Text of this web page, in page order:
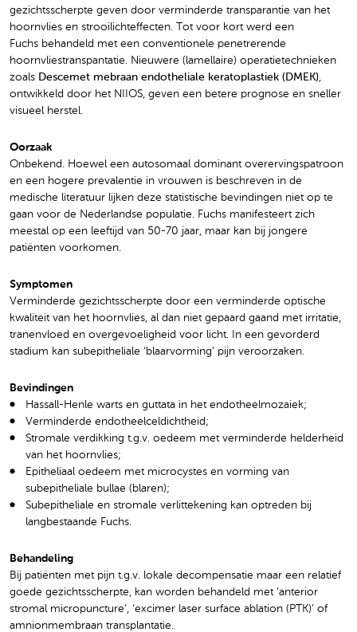
gezichtsscherpte geven door verminderde transparantie van het
hoornvlies en strooilichteffecten. Tot voor kort werd een
Fuchs behandeld met een conventionele penetrerende
hoornvliestranspantatie. Nieuwere (lamellaire) operatietechnieken
zoals Descemet mebraan endotheliale keratoplastiek (DMEK),
ontwikkeld door het NIIOS, geven een betere prognose en sneller
visueel herstel.
Oorzaak
Onbekend. Hoewel een autosomaal dominant overervingspatroon
en een hogere prevalentie in vrouwen is beschreven in de
medische literatuur lijken deze statistische bevindingen niet op te
gaan voor de Nederlandse populatie. Fuchs manifesteert zich
meestal op een leeftijd van 50-70 jaar, maar kan bij jongere
patiënten voorkomen.
Symptomen
Verminderde gezichtsscherpte door een verminderde optische
kwaliteit van het hoornvlies, al dan niet gepaard gaand met irritatie,
tranenvloed en overgevoeligheid voor licht. In een gevorderd
stadium kan subepitheliale ‘blaarvorming’ pijn veroorzaken.
Bevindingen
Hassall-Henle warts en guttata in het endotheelmozaiek;
Verminderde endotheelceldichtheid;
Stromale verdikking t.g.v. oedeem met verminderde helderheid
van het hoornvlies;
Epitheliaal oedeem met microcystes en vorming van
subepitheliale bullae (blaren);
Subepitheliale en stromale verlittekening kan optreden bij
langbestaande Fuchs.
Behandeling
Bij patiënten met pijn t.g.v. lokale decompensatie maar een relatief
goede gezichtsscherpte, kan worden behandeld met ‘anterior
stromal micropuncture’, ‘excimer laser surface ablation (PTK)’ of
amnionmembraan transplantatie.